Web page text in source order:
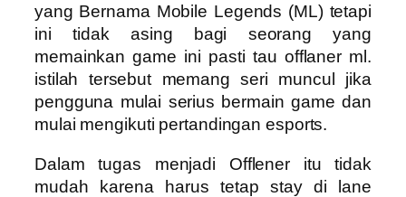
yang Bernama Mobile Legends (ML) tetapi
ini tidak asing bagi seorang yang
memainkan game ini pasti tau offlaner ml.
istilah tersebut memang seri muncul jika
pengguna mulai serius bermain game dan
mulai mengikuti pertandingan esports.
Dalam tugas menjadi Offlener itu tidak
mudah karena harus tetap stay di lane